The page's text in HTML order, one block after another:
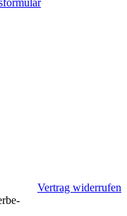
Vertrag widerrufen